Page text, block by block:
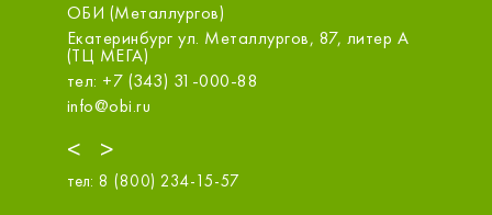
<
ОБИ (Металлургов)
Екатеринбург ул. Металлургов, 87, литер А
(ТЦ МЕГА)
тел: +7 (343) 31-000-88
info@obi.ru
>
тел: 8 (800) 234-15-57